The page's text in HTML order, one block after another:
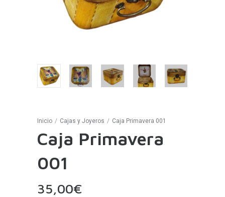
Inicio / Cajas y Joyeros / Caja Primavera 001
Caja Primavera
001
35,00€